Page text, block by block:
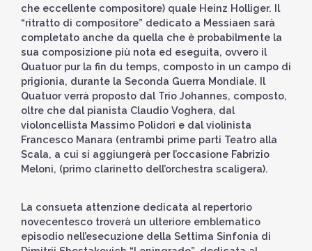
che eccellente compositore) quale Heinz Holliger. Il
“ritratto di compositore” dedicato a Messiaen sarà
completato anche da quella che è probabilmente la
sua composizione più nota ed eseguita, ovvero il
Quatuor pur la fin du temps, composto in un campo di
prigionia, durante la Seconda Guerra Mondiale. Il
Quatuor verrà proposto dal Trio Johannes, composto,
oltre che dal pianista Claudio Voghera, dal
violoncellista Massimo Polidori e dal violinista
Francesco Manara (entrambi prime parti Teatro alla
Scala, a cui si aggiungerà per l’occasione Fabrizio
Meloni, (primo clarinetto dell’orchestra scaligera).
La consueta attenzione dedicata al repertorio
novecentesco troverà un ulteriore emblematico
episodio nell’esecuzione della Settima Sinfonia di